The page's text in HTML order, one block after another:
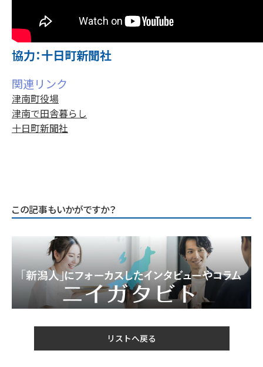
協力：十日町新聞社
関連リンク
津南町役場
津南で田舎暮らし
十日町新聞社
この記事もいかがですか？
リストへ戻る